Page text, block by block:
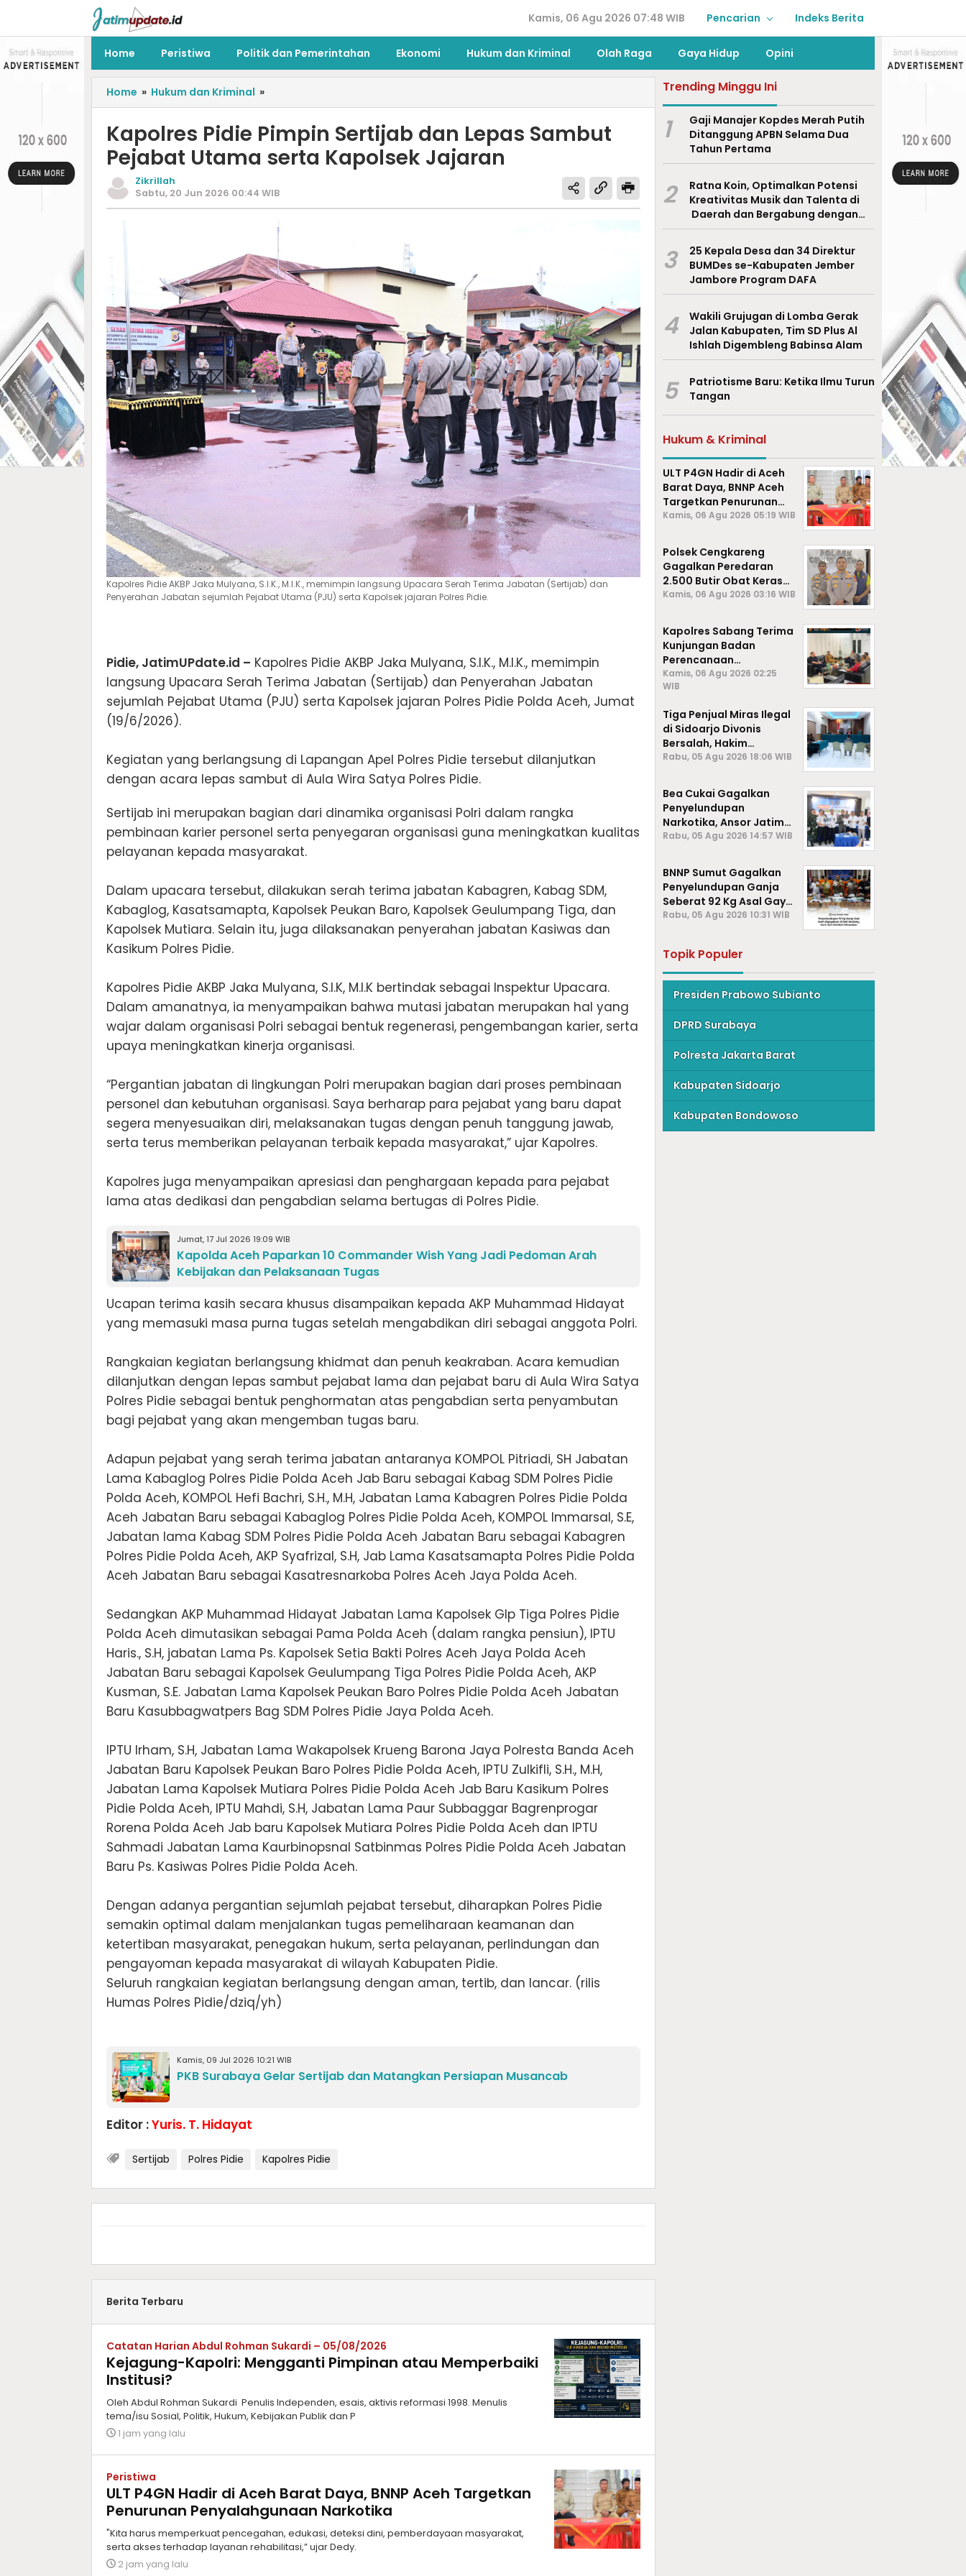
Kamis, 06 Agu 2026 07:48 WIB Pencarian Indeks Berita
Home Peristiwa Politik dan Pemerintahan Ekonomi Hukum dan Kriminal Olah Raga Gaya Hidup Opini
Home » Hukum dan Kriminal »
‎Kapolres Pidie Pimpin Sertijab dan Lepas Sambut
Pejabat Utama serta Kapolsek Jajaran
Zikrillah
Sabtu, 20 Jun 2026 00:44 WIB
Kapolres Pidie AKBP Jaka Mulyana, S.I.K., M.I.K., memimpin langsung Upacara Serah Terima Jabatan (Sertijab) dan
Penyerahan Jabatan sejumlah Pejabat Utama (PJU) serta Kapolsek jajaran Polres Pidie.
‎Pidie, JatimUPdate.id – Kapolres Pidie AKBP Jaka Mulyana, S.I.K., M.I.K., memimpin
langsung Upacara Serah Terima Jabatan (Sertijab) dan Penyerahan Jabatan
sejumlah Pejabat Utama (PJU) serta Kapolsek jajaran Polres Pidie Polda Aceh, Jumat
(19/6/2026).
‎Kegiatan yang berlangsung di Lapangan Apel Polres Pidie tersebut dilanjutkan
dengan acara lepas sambut di Aula Wira Satya Polres Pidie.
Sertijab ini merupakan bagian dari dinamika organisasi Polri dalam rangka
pembinaan karier personel serta penyegaran organisasi guna meningkatkan kualitas
pelayanan kepada masyarakat.
‎Dalam upacara tersebut, dilakukan serah terima jabatan Kabagren, Kabag SDM,
Kabaglog, Kasatsamapta, Kapolsek Peukan Baro, Kapolsek Geulumpang Tiga, dan
Kapolsek Mutiara. Selain itu, juga dilaksanakan penyerahan jabatan Kasiwas dan
Kasikum Polres Pidie.
‎Kapolres Pidie AKBP Jaka Mulyana, S.I.K, M.I.K bertindak sebagai Inspektur Upacara.
Dalam amanatnya, ia menyampaikan bahwa mutasi jabatan merupakan hal yang
wajar dalam organisasi Polri sebagai bentuk regenerasi, pengembangan karier, serta
upaya meningkatkan kinerja organisasi.
‎“Pergantian jabatan di lingkungan Polri merupakan bagian dari proses pembinaan
personel dan kebutuhan organisasi. Saya berharap para pejabat yang baru dapat
segera menyesuaikan diri, melaksanakan tugas dengan penuh tanggung jawab,
serta terus memberikan pelayanan terbaik kepada masyarakat,” ujar Kapolres.
‎Kapolres juga menyampaikan apresiasi dan penghargaan kepada para pejabat
lama atas dedikasi dan pengabdian selama bertugas di Polres Pidie.
Jumat, 17 Jul 2026 19:09 WIB
Kapolda Aceh Paparkan 10 Commander Wish Yang Jadi Pedoman Arah
Kebijakan dan Pelaksanaan Tugas
Ucapan terima kasih secara khusus disampaikan kepada AKP Muhammad Hidayat
yang memasuki masa purna tugas setelah mengabdikan diri sebagai anggota Polri.
‎Rangkaian kegiatan berlangsung khidmat dan penuh keakraban. Acara kemudian
dilanjutkan dengan lepas sambut pejabat lama dan pejabat baru di Aula Wira Satya
Polres Pidie sebagai bentuk penghormatan atas pengabdian serta penyambutan
bagi pejabat yang akan mengemban tugas baru.
‎Adapun pejabat yang serah terima jabatan antaranya KOMPOL Pitriadi, SH Jabatan
Lama Kabaglog Polres Pidie Polda Aceh Jab Baru sebagai Kabag SDM Polres Pidie
Polda Aceh, KOMPOL Hefi Bachri, S.H., M.H, Jabatan Lama Kabagren Polres Pidie Polda
Aceh Jabatan Baru sebagai Kabaglog Polres Pidie Polda Aceh, KOMPOL Immarsal, S.E,
Jabatan lama Kabag SDM Polres Pidie Polda Aceh Jabatan Baru sebagai Kabagren
Polres Pidie Polda Aceh, AKP Syafrizal, S.H, Jab Lama Kasatsamapta Polres Pidie Polda
Aceh Jabatan Baru sebagai Kasatresnarkoba Polres Aceh Jaya Polda Aceh.
‎Sedangkan AKP Muhammad Hidayat Jabatan Lama Kapolsek Glp Tiga Polres Pidie
Polda Aceh dimutasikan sebagai Pama Polda Aceh (dalam rangka pensiun), IPTU
Haris., S.H, jabatan Lama Ps. Kapolsek Setia Bakti Polres Aceh Jaya Polda Aceh
Jabatan Baru sebagai Kapolsek Geulumpang Tiga Polres Pidie Polda Aceh, AKP
Kusman, S.E. Jabatan Lama Kapolsek Peukan Baro Polres Pidie Polda Aceh Jabatan
Baru Kasubbagwatpers Bag SDM Polres Pidie Jaya Polda Aceh.
‎IPTU Irham, S.H, Jabatan Lama Wakapolsek Krueng Barona Jaya Polresta Banda Aceh
Jabatan Baru Kapolsek Peukan Baro Polres Pidie Polda Aceh, IPTU Zulkifli, S.H., M.H,
Jabatan Lama Kapolsek Mutiara Polres Pidie Polda Aceh Jab Baru Kasikum Polres
Pidie Polda Aceh, IPTU Mahdi, S.H, Jabatan Lama Paur Subbaggar Bagrenprogar
Rorena Polda Aceh Jab baru Kapolsek Mutiara Polres Pidie Polda Aceh dan IPTU
Sahmadi Jabatan Lama Kaurbinopsnal Satbinmas Polres Pidie Polda Aceh Jabatan
Baru Ps. Kasiwas Polres Pidie Polda Aceh.
‎Dengan adanya pergantian sejumlah pejabat tersebut, diharapkan Polres Pidie
semakin optimal dalam menjalankan tugas pemeliharaan keamanan dan
ketertiban masyarakat, penegakan hukum, serta pelayanan, perlindungan dan
pengayoman kepada masyarakat di wilayah Kabupaten Pidie.
‎Seluruh rangkaian kegiatan berlangsung dengan aman, tertib, dan lancar. (rilis
Humas Polres Pidie/dziq/yh)
Kamis, 09 Jul 2026 10:21 WIB
PKB Surabaya Gelar Sertijab dan Matangkan Persiapan Musancab
Editor :Yuris. T. Hidayat
Sertijab Polres Pidie Kapolres Pidie
Berita Terbaru
Catatan Harian Abdul Rohman Sukardi – 05/08/2026
Kejagung-Kapolri: Mengganti Pimpinan atau Memperbaiki
Institusi?
Oleh Abdul Rohman Sukardi Penulis Independen, esais, aktivis reformasi 1998. Menulis
tema/isu Sosial, Politik, Hukum, Kebijakan Publik dan P
1 jam yang lalu
Peristiwa
ULT P4GN Hadir di Aceh Barat Daya, BNNP Aceh Targetkan
Penurunan Penyalahgunaan Narkotika
"Kita harus memperkuat pencegahan, edukasi, deteksi dini, pemberdayaan masyarakat,
serta akses terhadap layanan rehabilitasi,” ujar Dedy.
2 jam yang lalu
Trending Minggu Ini
1
Gaji Manajer Kopdes Merah Putih
Ditanggung APBN Selama Dua
Tahun Pertama
2
Ratna Koin, Optimalkan Potensi
Kreativitas Musik dan Talenta di
Daerah dan Bergabung dengan
Ekraf Pasuruan
3
25 Kepala Desa dan 34 Direktur
BUMDes se-Kabupaten Jember
Jambore Program DAFA
4
Wakili Grujugan di Lomba Gerak
Jalan Kabupaten, Tim SD Plus Al
Ishlah Digembleng Babinsa Alam
5
Patriotisme Baru: Ketika Ilmu Turun
Tangan
Hukum & Kriminal
ULT P4GN Hadir di Aceh
Barat Daya, BNNP Aceh
Targetkan Penurunan
Penyalahgunaan
Kamis, 06 Agu 2026 05:19 WIB
Polsek Cengkareng
Gagalkan Peredaran
2.500 Butir Obat Keras
Daftar G, Satu Pengedar
Kamis, 06 Agu 2026 03:16 WIB
Kapolres Sabang Terima
Kunjungan Badan
Perencanaan
Pembangunan Daerah
(BAPPEDA) Kota Sabang,
Kamis, 06 Agu 2026 02:25
WIB
Tiga Penjual Miras Ilegal
di Sidoarjo Divonis
Bersalah, Hakim
Jatuhkan Denda hingga
Rabu, 05 Agu 2026 18:06 WIB
Bea Cukai Gagalkan
Penyelundupan
Narkotika, Ansor Jatim
Negara Tak Kalah dari
Rabu, 05 Agu 2026 14:57 WIB
BNNP Sumut Gagalkan
Penyelundupan Ganja
Seberat 92 Kg Asal Gayo
Lues, Aceh.
Rabu, 05 Agu 2026 10:31 WIB
Topik Populer
Presiden Prabowo Subianto
DPRD Surabaya
Polresta Jakarta Barat
Kabupaten Sidoarjo
Kabupaten Bondowoso